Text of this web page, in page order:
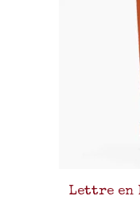
Lettre en